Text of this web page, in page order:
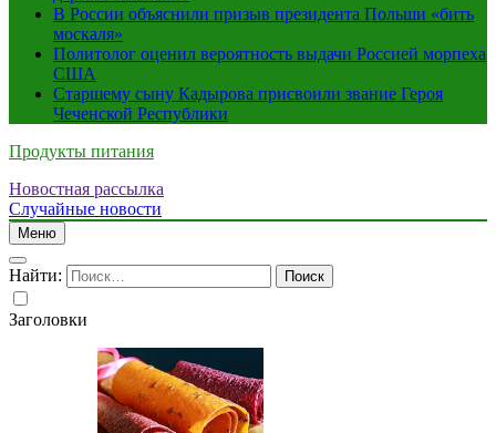
В России объяснили призыв президента Польши «бить
москаля»
Политолог оценил вероятность выдачи Россией морпеха
США
Старшему сыну Кадырова присвоили звание Героя
Чеченской Республики
Продукты питания
Новостная рассылка
Случайные новости
Меню
Найти:
Заголовки